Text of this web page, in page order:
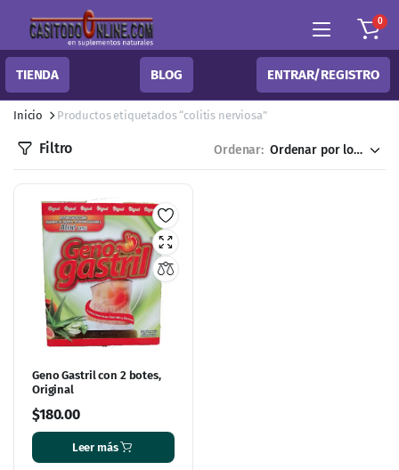
0
TIENDA BLOG ENTRAR/REGISTRO
Inicio Productos etiquetados “colitis nerviosa”
Filtro Ordenar:
Geno Gastril con 2 botes,
Original
$180.00
Leer más